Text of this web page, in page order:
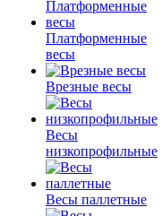
Платформенные
весы
Врезные весы
Весы
низкопрофильные
Весы паллетные